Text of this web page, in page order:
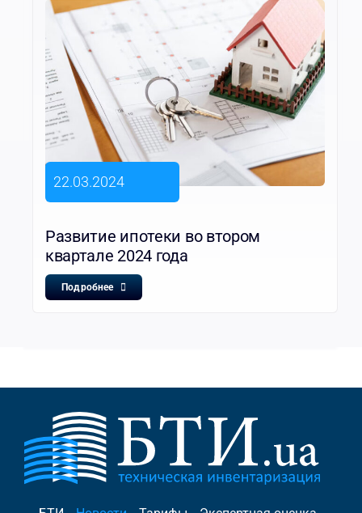
22.03.2024
Развитие ипотеки во втором
квартале 2024 года
Подробнее